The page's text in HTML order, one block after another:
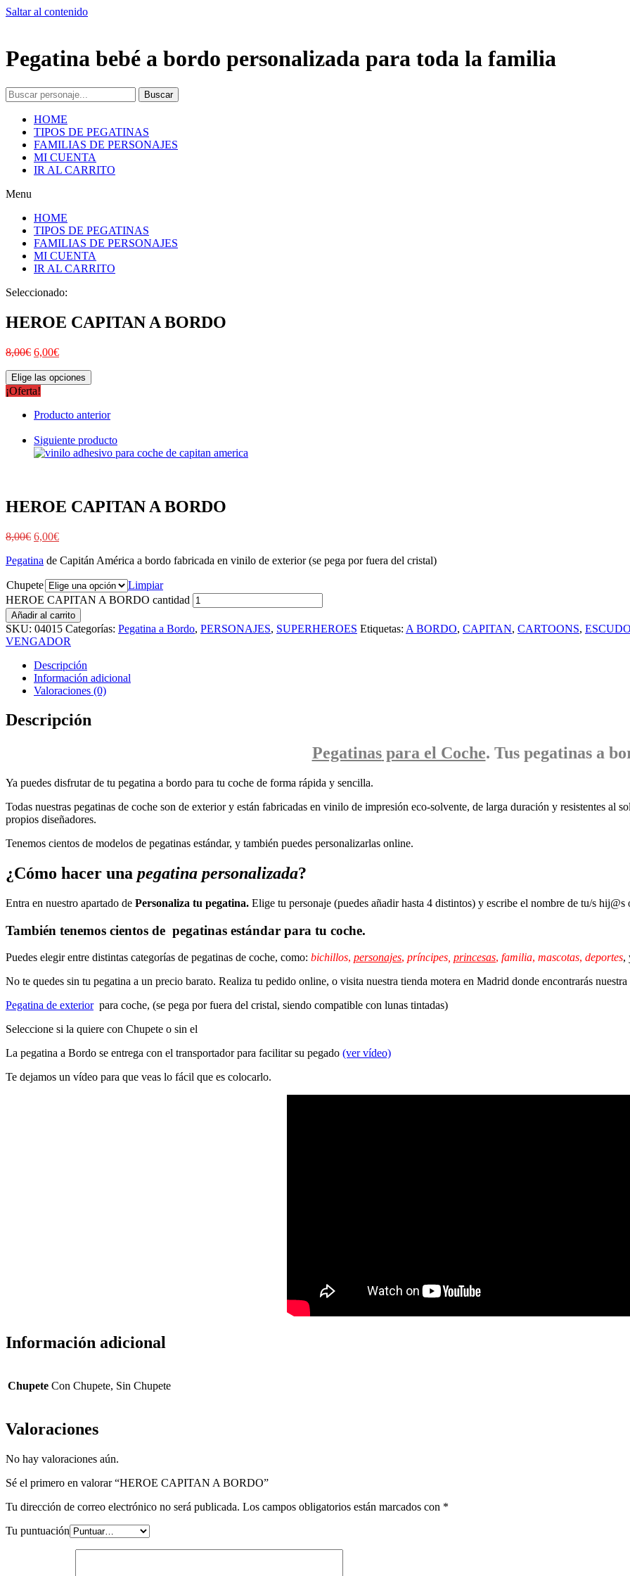
Saltar al contenido
Pegatina bebé a bordo personalizada para toda la familia
Buscar
HOME
TIPOS DE PEGATINAS
FAMILIAS DE PERSONAJES
MI CUENTA
IR AL CARRITO
Menu
HOME
TIPOS DE PEGATINAS
FAMILIAS DE PERSONAJES
MI CUENTA
IR AL CARRITO
Seleccionado:
HEROE CAPITAN A BORDO
8,00€ 6,00€
Elige las opciones
¡Oferta!
Producto anterior
Siguiente producto
HEROE CAPITAN A BORDO
8,00€ 6,00€
Pegatina de Capitán América a bordo fabricada en vinilo de exterior (se pega por fuera del cristal)
Chupete
Limpiar
HEROE CAPITAN A BORDO cantidad
Añadir al carrito
SKU: 04015 Categorías: Pegatina a Bordo, PERSONAJES, SUPERHEROES Etiquetas: A BORDO, CAPITAN, CARTOONS, ESCUDO
VENGADOR
Descripción
Información adicional
Valoraciones (0)
Descripción
Pegatinaspara el Coche. Tus pegatinasa
Ya puedes disfrutar de tu pegatina a bordo para tu coche de forma rápida y sencilla.
Todas nuestras pegatinas de coche son de exterior y están fabricadas en vinilo de impresión eco-solvente, de larga duración y resistentes
propios diseñadores.
Tenemos cientos de modelos de pegatinas estándar, y también puedes personalizarlas online.
¿Cómo hacer una pegatina personalizada?
Entra en nuestro apartado de Personaliza tu pegatina. Elige tu personaje (puedes añadir hasta 4 distintos) y escribe el nombre de tu/s hij@s
También tenemos cientos de pegatinas estándar para tu coche.
Puedes elegir entre distintas categorías de pegatinas de coche, como: bichillos, personajes, príncipes, princesas, familia, mascotas, deportes,
No te quedes sin tu pegatina a un precio barato. Realiza tu pedido online, o visita nuestra tienda motera en Madrid donde encontrarás
Pegatina de exteriorpara coche, (se pega por fuera del cristal, siendo compatible con lunas tintadas)
Seleccione si la quiere con Chupete o sin el
La pegatina a Bordo se entrega con el transportador para facilitar su pegado (ver vídeo)
Te dejamos un vídeo para que veas lo fácil que es colocarlo.
Información adicional
Chupete Con Chupete, Sin Chupete
Valoraciones
No hay valoraciones aún.
Sé el primero en valorar “HEROE CAPITAN A BORDO”
Tu dirección de correo electrónico no será publicada. Los campos obligatorios están marcados con *
Tu puntuación